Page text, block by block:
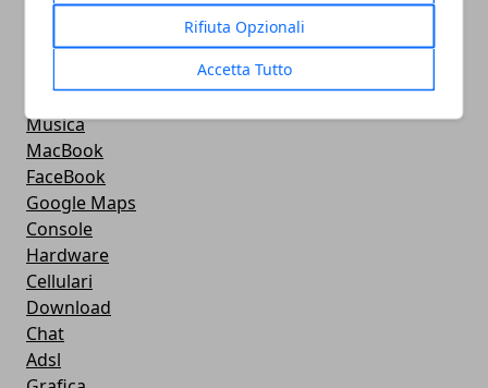
Rifiuta Opzionali
Accetta Tutto
Videogames
Android
Musica
MacBook
FaceBook
Google Maps
Console
Hardware
Cellulari
Download
Chat
Adsl